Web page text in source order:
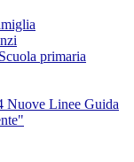
primaria
Nuove Linee Guida